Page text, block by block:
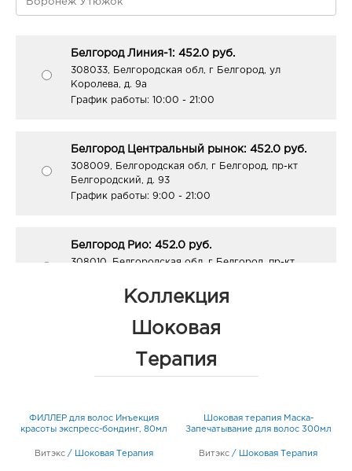
Белгород Линия-1: 452.0 руб.
308033, Белгородская обл, г Белгород, ул
Королева, д. 9а
График работы: 10:00 - 21:00
Белгород Центральный рынок: 452.0 руб.
308009, Белгородская обл, г Белгород, пр-кт
Белгородский, д. 93
График работы: 9:00 - 21:00
Белгород Рио: 452.0 руб.
308010, Белгородская обл, г Белгород, пр-кт
График работы:10:00 - 21:00
394074, Воронежская обл, г Воронеж, ул
394077, Воронежская обл, г Воронеж, б-р Победы,
Коллекция
Шоковая
Терапия
ФИЛЛЕР для волос Инъекция
красоты экспресс-бондинг, 80мл
Витэкс / Шоковая Терапия
Шоковая терапия Маска-
Запечатывание для волос 300мл
Витэкс / Шоковая Терапия